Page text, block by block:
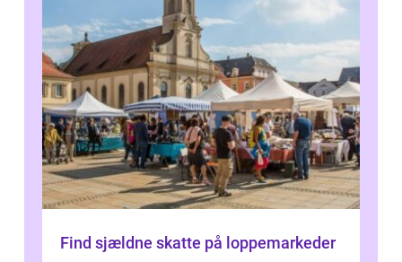
Find sjældne skatte på loppemarkeder